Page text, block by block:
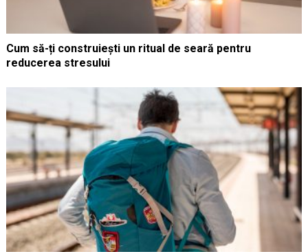
Cum să-ți construiești un ritual de seară pentru
reducerea stresului